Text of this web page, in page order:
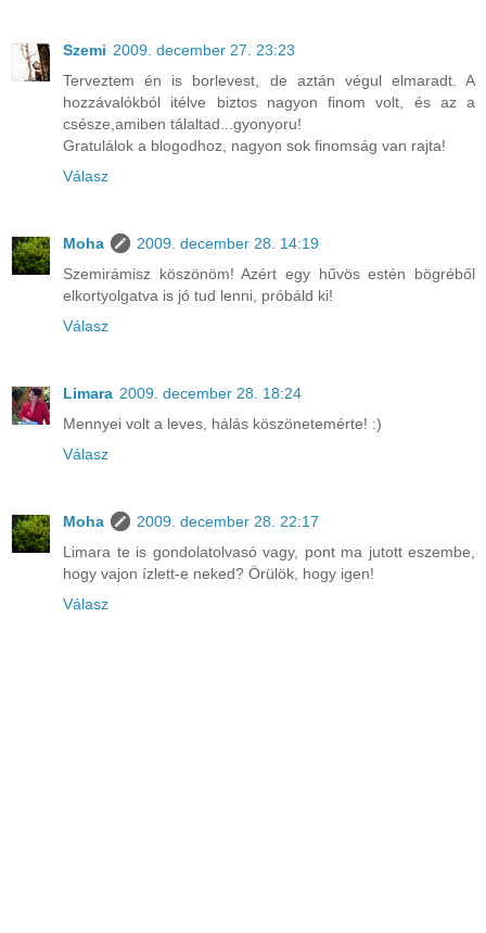
Szemi 2009. december 27. 23:23
Terveztem én is borlevest, de aztán végul elmaradt. A
hozzávalókból itélve biztos nagyon finom volt, és az a
csésze,amiben tálaltad...gyonyoru!
Gratulálok a blogodhoz, nagyon sok finomság van rajta!
Válasz
Moha
2009. december 28. 14:19
Szemirámisz köszönöm! Azért egy hűvös estén bögréből
elkortyolgatva is jó tud lenni, próbáld ki!
Válasz
Limara 2009. december 28. 18:24
Mennyei volt a leves, hálás köszönetemérte! :)
Válasz
Moha
2009. december 28. 22:17
Limara te is gondolatolvasó vagy, pont ma jutott eszembe,
hogy vajon ízlett-e neked? Örülök, hogy igen!
Válasz